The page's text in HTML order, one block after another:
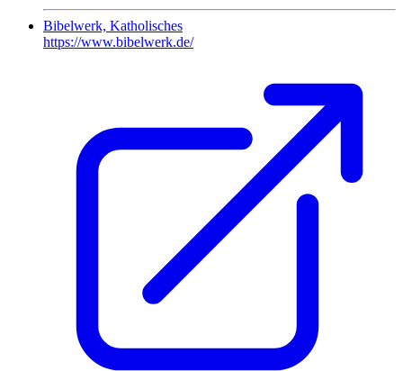
Bibelwerk, Katholisches
https://www.bibelwerk.de/